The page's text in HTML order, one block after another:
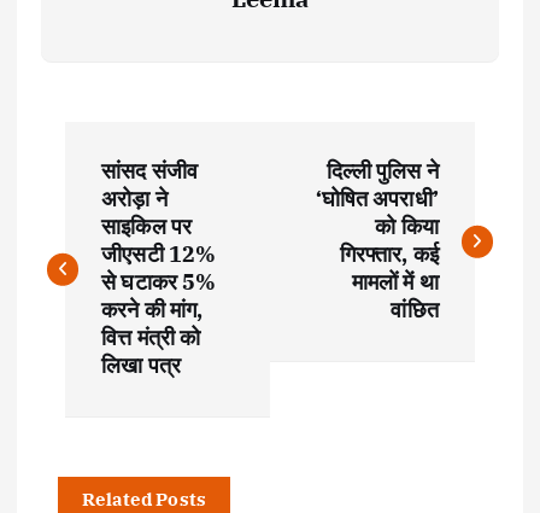
s
सांसद संजीव
अरोड़ा ने
साइकिल पर
जीएसटी 12%
से घटाकर 5%
करने की मांग,
वित्त मंत्री को
लिखा पत्र
दिल्ली पुलिस ने
‘घोषित अपराधी’
को किया
गिरफ्तार, कई
मामलों में था
वांछित
Related Posts